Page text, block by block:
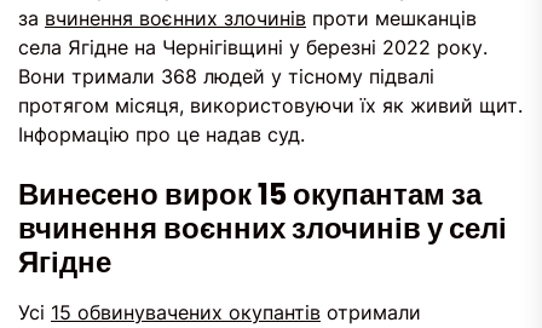
за вчинення воєнних злочинів проти мешканців
села Ягідне на Чернігівщині у березні 2022 року.
Вони тримали 368 людей у тісному підвалі
протягом місяця, використовуючи їх як живий щит.
Інформацію про це надав суд.
Винесено вирок 15 окупантам за
вчинення воєнних злочинів у селі
Ягідне
Усі 15 обвинувачених окупантів отримали